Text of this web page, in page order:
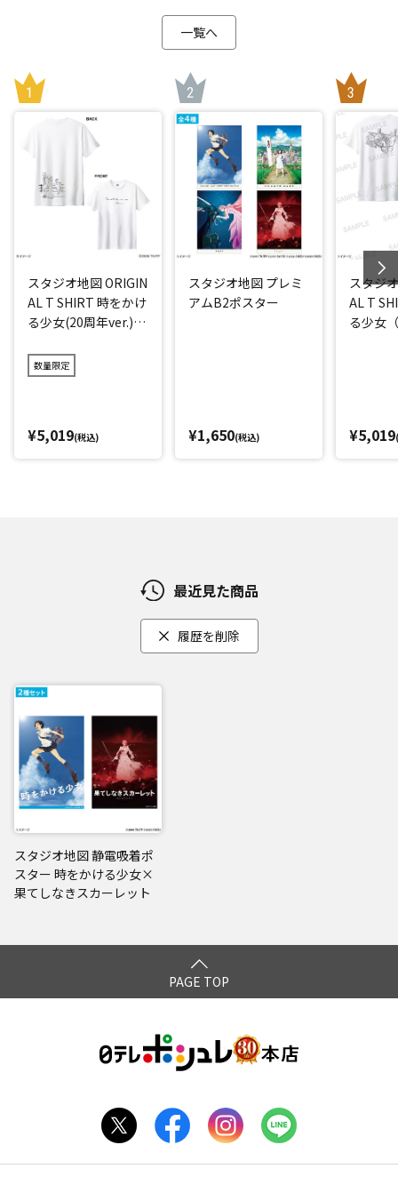
一覧へ
スタジオ地図 ORIGIN
AL T SHIRT 時をかけ
る少女(20周年ver.)
数量限定
¥5,019(税込)
スタジオ地図 プレミ
アムB2ポスター
¥1,650(税込)
スタジ
AL T
る少女
¥5,019
最近見た商品
履歴を削除
スタジオ地図 静電吸着ポ
スター 時をかける少女×
果てしなきスカーレット
PAGE TOP